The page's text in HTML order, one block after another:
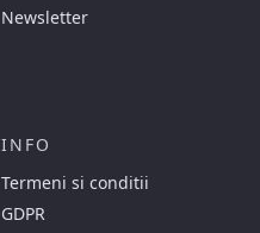
Newsletter
INFO
Termeni si conditii
GDPR